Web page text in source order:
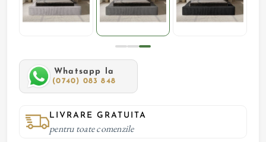
Whatsapp la
(0740) 083 848
LIVRARE GRATUITA
pentru toate comenzile